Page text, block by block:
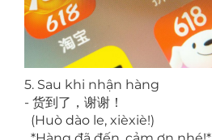
5. Sau khi nhận hàng
- 货到了，谢谢！
(Huò dào le, xièxiè!)